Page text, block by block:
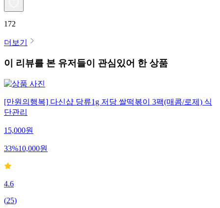
172
더보기
이 리뷰를 본 유저들이 관심있어 한 상품
[만원의행복] 다신샵 당류1g 저당 쌀떡볶이 3팩(매콤/로제) 식
단관리
15,000원
33%10,000원
4.6
(25)